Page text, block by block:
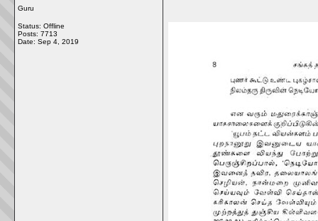
Guru
Status: Offline
Posts: 7713
Date: Sep 4, 2019